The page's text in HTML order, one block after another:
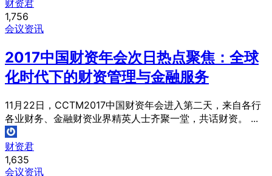
财资君
1,756
会议资讯
2017中国财资年会次日热点聚焦：全球
化时代下的财资管理与金融服务
11月22日，CCTM2017中国财资年会进入第二天，来自各行
各业财务、金融财资业界精英人士齐聚一堂，共话财资。 ...
财资君
1,635
会议资讯